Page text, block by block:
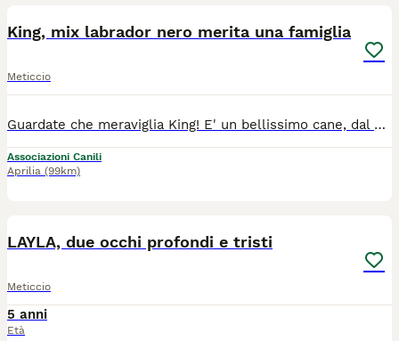
King, mix labrador nero merita una famiglia
Meticcio
Guardate che meraviglia King! E' un bellissimo cane, dal carattere equilibrato ed è molto affettuoso. Eppure, nonostante la bellezza e la sua bontà, sta ancora in canile, glielo vogliano fare un regalo per questo Natale ? Cerchiamo una bella famiglia per questo tesoro che ha tanto bisogno di affetto e di fare ciò che ogni cane libero fa: uscire, passeggiare e giocare. Non ama tanto i gatti, ma convive tranquillamente con un altro maschio. Ha 5 anni, si trova nel canile di Valmontone (RM), si affida chippato, vaccinato, sterilizzato e test leishmania negativo, al centro e nord Italia. Contatti: Antonietta 338 4948846 (chiamate dopo le 17:00) Paola 331 4833716 Se non puoi adottare, condividi questo appello grazie
Associazioni Canili
Aprilia (99km)
LAYLA, due occhi profondi e tristi
Meticcio
5 anni
Età